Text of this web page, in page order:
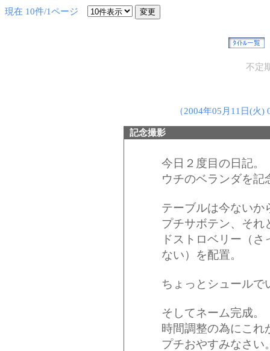
現在 10件/1ページ
不定
（2004年05月11日(火
記念撮影
今日２度目の日記。
ウチのベランダを記
テーブルは今ないか
プチサボテン、それ
ドストロベリー（
ない）を配置。
ちょっとシュールで
そしてネーム完成。
時間調整の為にこれ
プチおやすみなさい